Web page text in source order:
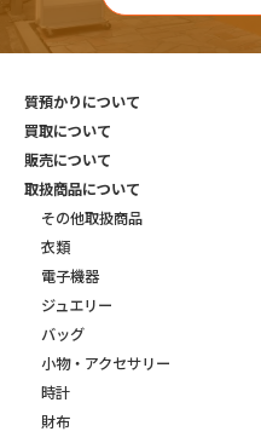
質預かりについて
買取について
販売について
取扱商品について
その他取扱商品
衣類
電子機器
ジュエリー
バッグ
小物・アクセサリー
時計
財布